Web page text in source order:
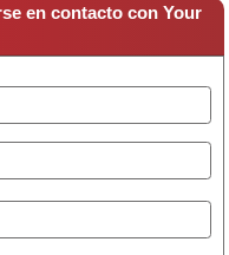
en contacto con Your